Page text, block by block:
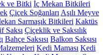
ve Bitki İç Mekan Bitkileri
Çiçek Soğanları Aşılı Meyve
Sarmaşık Bitkileri Kaktüs
Saksı Çiçeklik ve Saksılık
Bahçe Saksısı Balkon Saksısı
Kedi Maması Kedi